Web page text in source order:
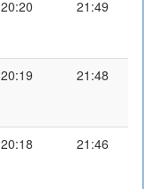
20:20 21:49
20:19 21:48
20:18 21:46